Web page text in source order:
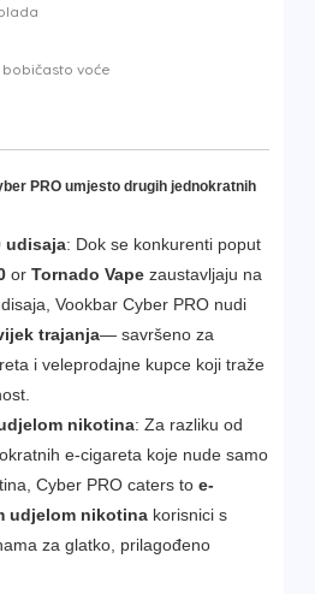
voće
PRO umjesto drugih jednokratnih
udisaja: Dok se konkurenti poput
orTornado Vape zaustavljaju na
Vookbar Cyber PRO nudi
trajanja— savršeno za
i veleprodajne kupce koji traže
nikotina: Za razliku od
e-cigareta koje nude samo
Cyber PRO caters toe-
udjelom nikotina korisnici s
za glatko, prilagođeno